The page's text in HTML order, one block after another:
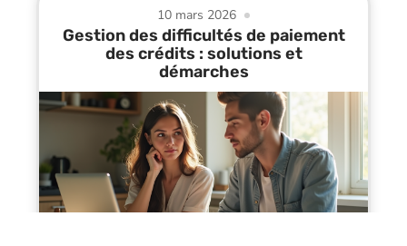
10 mars 2026
Gestion des difficultés de paiement
des crédits : solutions et
démarches